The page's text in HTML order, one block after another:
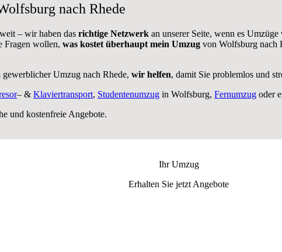
nach Rhede
– wir haben das richtige Netzwerk an unserer Seite, wenn es
Fragen wollen, was kostet überhaupt mein Umzug von Wolfsburg nach
Umzug nach Rhede, wir helfen, damit Sie problemlos und
– & Klaviertransport, Studentenumzug in Wolfsburg, Fernumzug oder
und kostenfreie Angebote.
Ihr Umzug
Erhalten Sie jetzt Angebote